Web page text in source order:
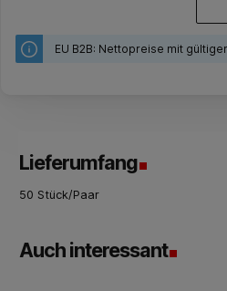
EU B2B: Nettopreise mit
Lieferumfang
50 Stück/Paar
Auch interessant